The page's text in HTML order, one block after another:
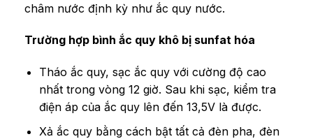
châm nước định kỳ như ắc quy nước.
Trường hợp bình ắc quy khô bị sunfat hóa
Tháo ắc quy, sạc ắc quy với cường độ cao
nhất trong vòng 12 giờ. Sau khi sạc, kiểm tra
điện áp của ắc quy lên đến 13,5V là được.
Xả ắc quy bằng cách bật tất cả đèn pha, đèn